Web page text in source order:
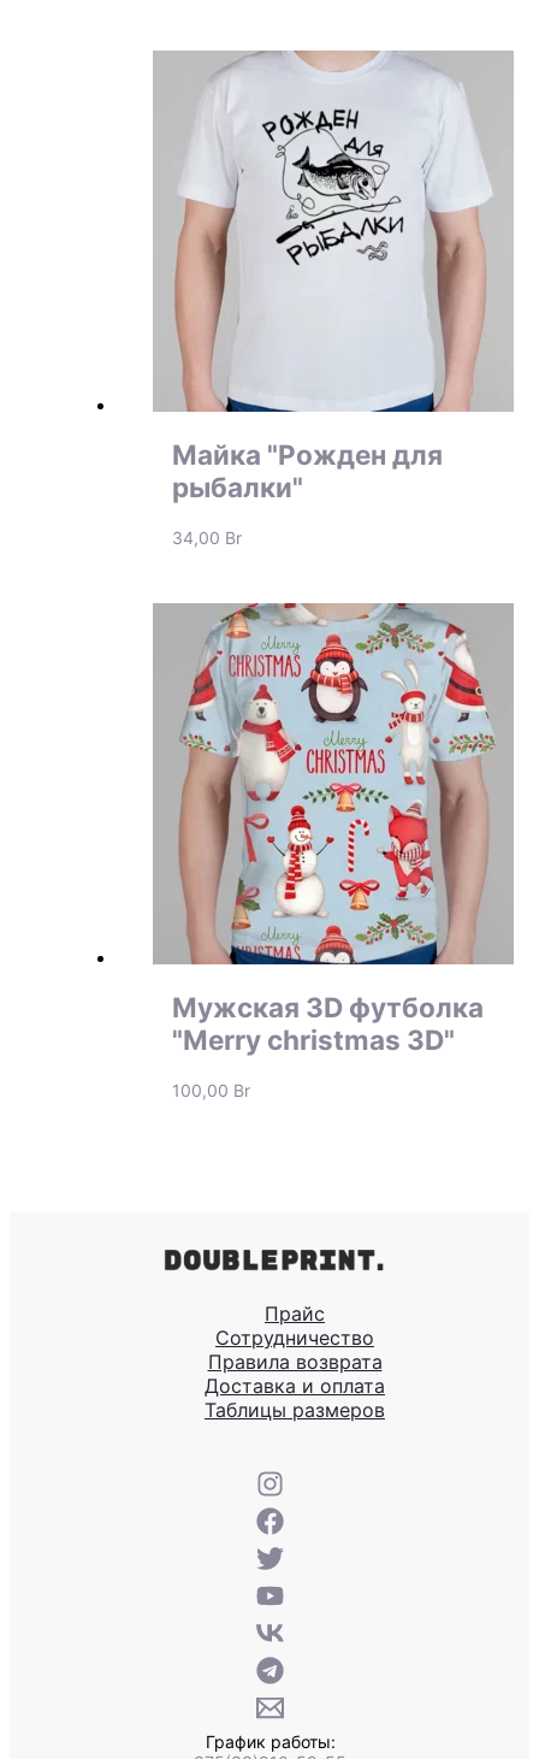
Майка "Рожден для
рыбалки"
34,00 Br
Мужская 3D футболка
"Merry christmas 3D"
100,00 Br
Прайс
Сотрудничество
Правила возврата
Доставка и оплата
Таблицы размеров
График работы: